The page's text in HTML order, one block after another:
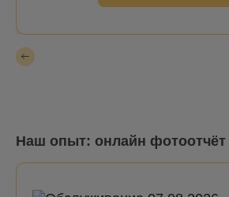
Наш опыт: онлайн фотоотчёт